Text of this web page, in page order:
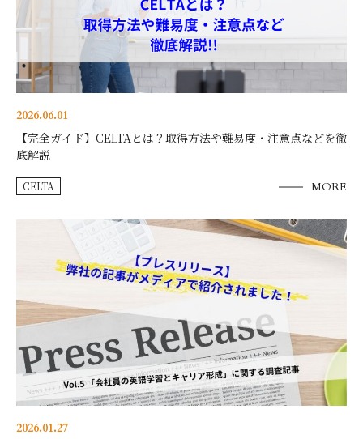
2026.06.01
【完全ガイド】CELTAとは？取得方法や難易度・注意点などを徹
底解説
CELTA MORE
2026.01.27